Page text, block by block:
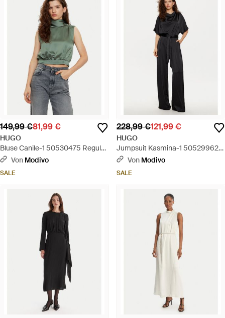
149,99 €81,99 €
HUGO
Bluse Canile-1 50530475 Regular
Fit - Grün
Von Modivo
SALE
228,99 €121,99 €
HUGO
Jumpsuit Kasmina-1 50529962
Regular Fit - Schwarz
Von Modivo
SALE